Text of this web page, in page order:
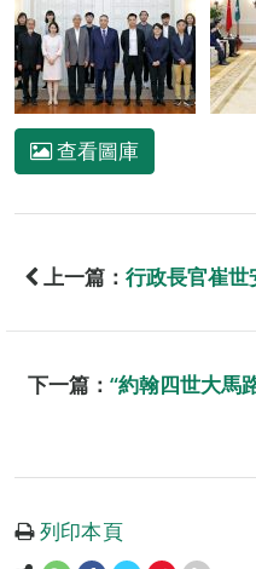
查看圖庫
上一篇： 行政長官崔
下一篇： “約翰四世大馬
列印本頁